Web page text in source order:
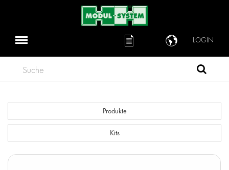
LOGIN
Suche
Produkte
Kits